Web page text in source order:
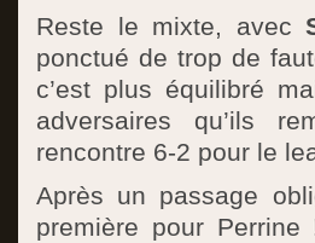
Reste le mixte, avec
ponctué de trop de
c’est plus équilibré
adversaires qu’ils
rencontre 6-2 pour le
Après un passage
première pour